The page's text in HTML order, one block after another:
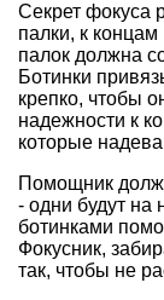
Секрет фокуса
палки, к
палок должна
Ботинки
крепко, чтобы
надежности к
которые
Помощник
- одни будут на
ботинками
Фокусник,
так, чтобы не